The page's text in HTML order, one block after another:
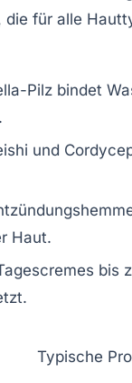
die für alle
Pilz bindet
und
Haut.
bis
Typische